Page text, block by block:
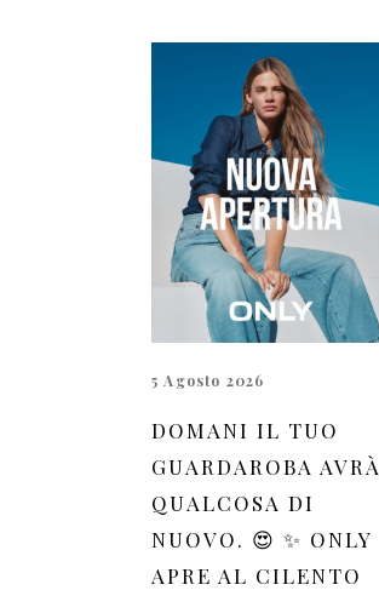
5 Agosto 2026
DOMANI IL TUO
GUARDAROBA AVRÀ
QUALCOSA DI
NUOVO. 😍 ✨ ONLY
APRE AL CILENTO